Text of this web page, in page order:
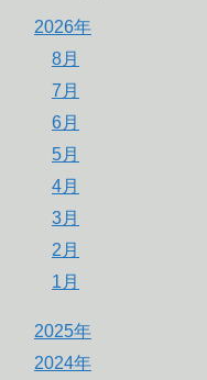
2026年
8月
7月
6月
5月
4月
3月
2月
1月
2025年
2024年